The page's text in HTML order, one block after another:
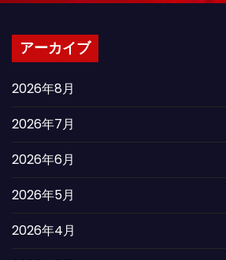
アーカイブ
2026年8月
2026年7月
2026年6月
2026年5月
2026年4月